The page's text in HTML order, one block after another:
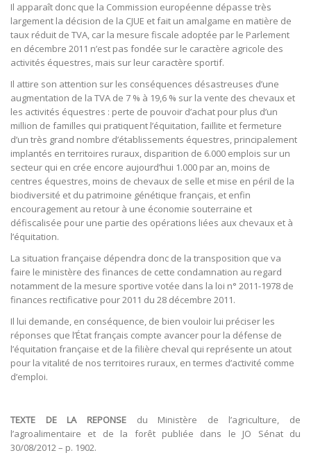
Il apparaît donc que la Commission européenne dépasse très
largement la décision de la CJUE et fait un amalgame en matière de
taux réduit de TVA, car la mesure fiscale adoptée par le Parlement
en décembre 2011 n’est pas fondée sur le caractère agricole des
activités équestres, mais sur leur caractère sportif.
Il attire son attention sur les conséquences désastreuses d’une
augmentation de la TVA de 7 % à 19,6 % sur la vente des chevaux et
les activités équestres : perte de pouvoir d’achat pour plus d’un
million de familles qui pratiquent l’équitation, faillite et fermeture
d’un très grand nombre d’établissements équestres, principalement
implantés en territoires ruraux, disparition de 6.000 emplois sur un
secteur qui en crée encore aujourd’hui 1.000 par an, moins de
centres équestres, moins de chevaux de selle et mise en péril de la
biodiversité et du patrimoine génétique français, et enfin
encouragement au retour à une économie souterraine et
défiscalisée pour une partie des opérations liées aux chevaux et à
l’équitation.
La situation française dépendra donc de la transposition que va
faire le ministère des finances de cette condamnation au regard
notamment de la mesure sportive votée dans la loi n° 2011-1978 de
finances rectificative pour 2011 du 28 décembre 2011.
Il lui demande, en conséquence, de bien vouloir lui préciser les
réponses que l’État français compte avancer pour la défense de
l’équitation française et de la filière cheval qui représente un atout
pour la vitalité de nos territoires ruraux, en termes d’activité comme
d’emploi.
TEXTE DE LA REPONSEdu Ministère de l’agriculture, de
l’agroalimentaire et de la forêt publiée dans le JO Sénat du
30/08/2012 – p. 1902.